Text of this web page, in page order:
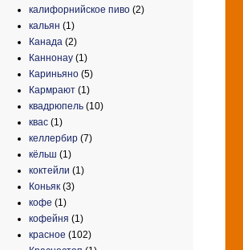
калифорнийское пиво (2)
кальян (1)
Канада (2)
Каннонау (1)
Кариньяно (5)
Кармрают (1)
квадрюпель (10)
квас (1)
келлербир (7)
кёльш (1)
коктейли (1)
Коньяк (3)
кофе (1)
кофейня (1)
красное (102)